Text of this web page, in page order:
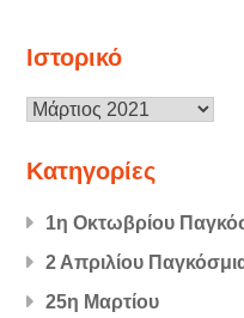
Ιστορικό
Ιστορικό
Kατηγορίες
1η Οκτωβρίου
2 Απριλίου
25η Μαρτίου